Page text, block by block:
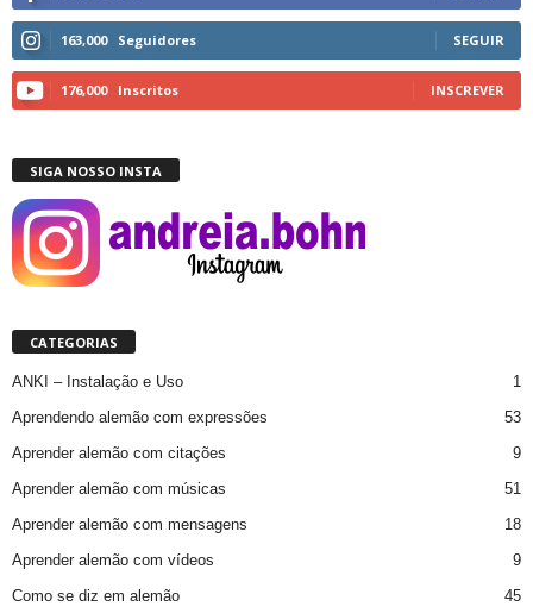
163,000 Seguidores SEGUIR
176,000 Inscritos INSCREVER
SIGA NOSSO INSTA
CATEGORIAS
ANKI – Instalação e Uso
1
Aprendendo alemão com expressões
53
Aprender alemão com citações
9
Aprender alemão com músicas
51
Aprender alemão com mensagens
18
Aprender alemão com vídeos
9
Como se diz em alemão
45